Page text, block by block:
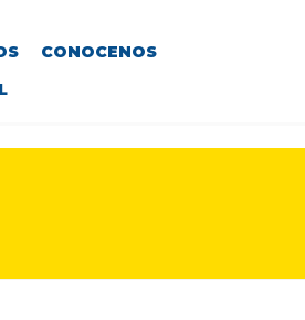
CONOCENOS